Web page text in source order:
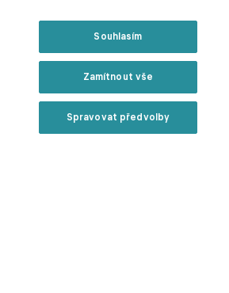
Souhlasím
Zamítnout vše
Spravovat předvolby